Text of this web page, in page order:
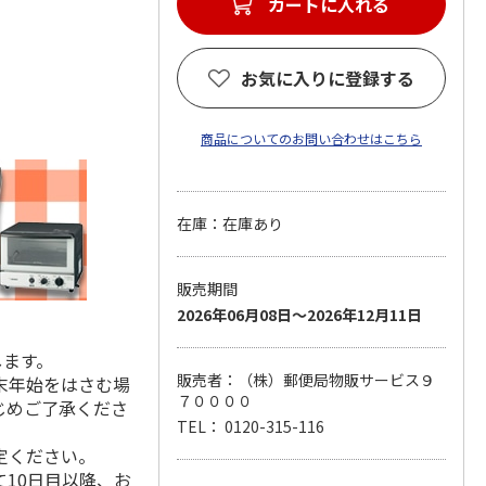
す。
始をはさむ場
ご了承くださ
ださい。
日目以降、お
お気に入りに登録する
商品についてのお問い合わせはこちら
在庫：在庫あり
販売期間
2026年06月08日～2026年12月11日
販売者：（株）郵便局物販サービス９
７００００
TEL： 0120-315-116